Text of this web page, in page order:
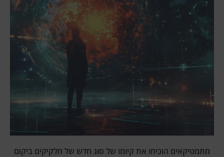
מתמטיקאים הוכיחו את קיומו של סוג חדש של חלקיקים ביקום